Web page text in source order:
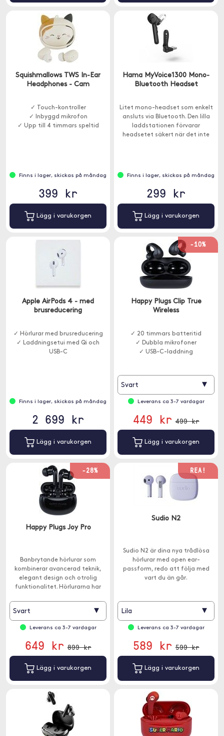
Squishmallows TWS In-Ear
Headphones - Cam
✓ Touch-kontroller
✓ Inbyggd mikrofon
✓ Upp till 4 timmars speltid
Finns i lager, skickas på måndag
399 kr
Lägg i varukorgen
Hama MyVoice1300 Mono-
Bluetooth Headset
Litet mono-headset som enkelt
ansluts via Bluetooth. Den lilla
laddstationen förvarar
headsetet säkert när det inte
Finns i lager, skickas på måndag
299 kr
Lägg i varukorgen
Apple AirPods 4 - med
brusreducering
✓ Hörlurar med brusreducering
✓ Laddningsetui med Qi och
USB-C
Finns i lager, skickas på måndag
2 699 kr
Lägg i varukorgen
-10%
Happy Plugs Clip True
Wireless
✓ 20 timmars batteritid
✓ Dubbla mikrofoner
✓ USB-C-laddning
Svart ▾
Leverans ca 3-7 vardagar
449 kr 499 kr
Lägg i varukorgen
-28%
Happy Plugs Joy Pro
Banbrytande hörlurar som
kombinerar avancerad teknik,
elegant design och otrolig
funktionalitet. Hörlurarna har
Svart ▾
Leverans ca 3-7 vardagar
649 kr 899 kr
Lägg i varukorgen
REA!
Sudio N2
Sudio N2 är dina nya trådlösa
hörlurar med open ear-
passform, redo att följa med
vart du än går.
Lila ▾
Leverans ca 3-7 vardagar
589 kr 599 kr
Lägg i varukorgen